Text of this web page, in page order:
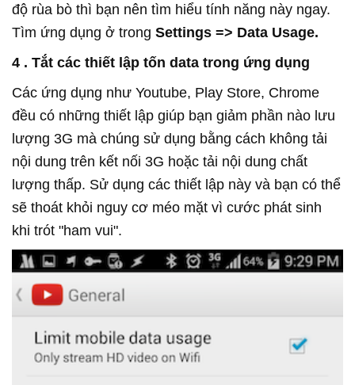
độ rùa bò thì bạn nên tìm hiểu tính năng này ngay.
Tìm ứng dụng ở trong Settings => Data Usage.
4 . Tắt các thiết lập tốn data trong ứng dụng
Các ứng dụng như Youtube, Play Store, Chrome
đều có những thiết lập giúp bạn giảm phần nào lưu
lượng 3G mà chúng sử dụng bằng cách không tải
nội dung trên kết nối 3G hoặc tải nội dung chất
lượng thấp. Sử dụng các thiết lập này và bạn có thể
sẽ thoát khỏi nguy cơ méo mặt vì cước phát sinh
khi trót "ham vui".